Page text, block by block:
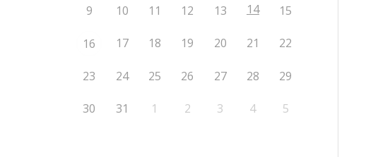
9 10 11 12 13 14 15
16 17 18 19 20 21 22
23 24 25 26 27 28 29
30 31 1 2 3 4 5